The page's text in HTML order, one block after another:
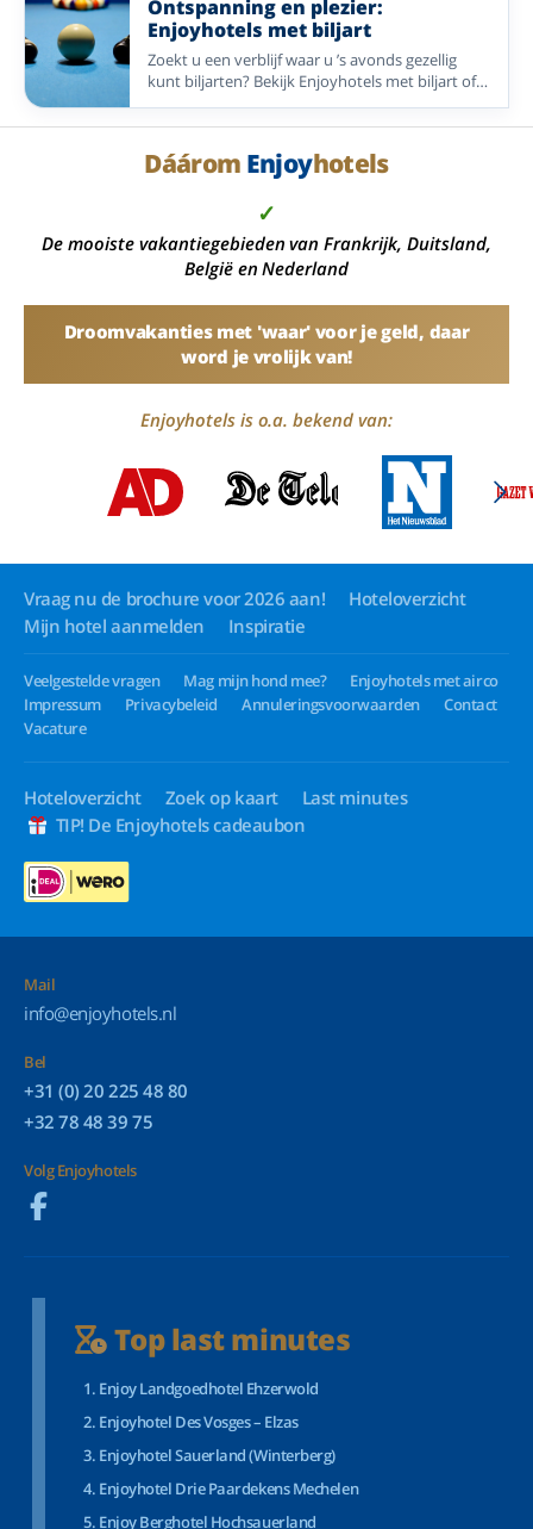
Ontspanning en plezier:
Enjoyhotels met biljart
Zoekt u een verblijf waar u ’s avonds gezellig
kunt biljarten? Bekijk Enjoyhotels met biljart of
poolbiljart in Nederland, Duitsland en België.
Dáárom Enjoyhotels
✓
De mooiste vakantiegebieden van Frankrijk, Duitsland,
België en Nederland
Droomvakanties met 'waar' voor je geld, daar
word je vrolijk van!
Enjoyhotels is o.a. bekend van:
Vraag nu de brochure voor 2026 aan!
Hoteloverzicht
Mijn hotel aanmelden
Inspiratie
Veelgestelde vragen Mag mijn hond mee?
Enjoyhotels met airco
Impressum
Privacybeleid Annuleringsvoorwaarden
Contact
Vacature
Hoteloverzicht Zoek op kaart
Last minutes
TIP! De Enjoyhotels cadeaubon
Mail
info@enjoyhotels.nl
Bel
+31 (0) 20 225 48 80
+32 78 48 39 75
Volg Enjoyhotels
Top last minutes
Enjoy Landgoedhotel Ehzerwold
Enjoyhotel Des Vosges – Elzas
Enjoyhotel Sauerland (Winterberg)
Enjoyhotel Drie Paardekens Mechelen
Enjoy Berghotel Hochsauerland